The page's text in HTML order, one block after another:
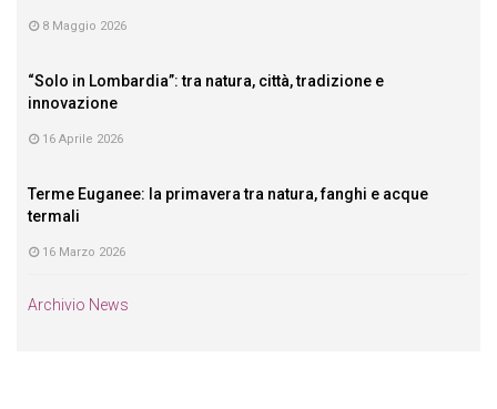
8 Maggio 2026
“Solo in Lombardia”: tra natura, città, tradizione e
innovazione
16 Aprile 2026
Terme Euganee: la primavera tra natura, fanghi e acque
termali
16 Marzo 2026
Archivio News